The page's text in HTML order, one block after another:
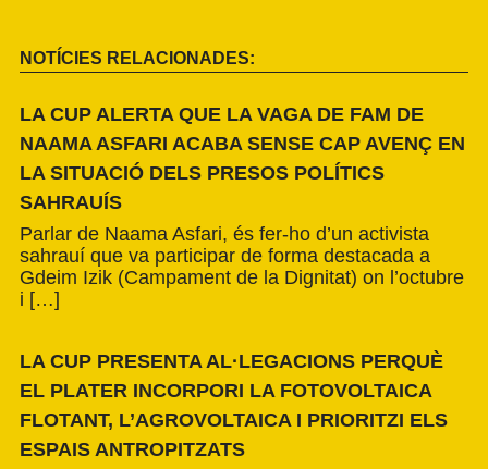
NOTÍCIES RELACIONADES:
LA CUP ALERTA QUE LA VAGA DE FAM DE
NAAMA ASFARI ACABA SENSE CAP AVENÇ EN
LA SITUACIÓ DELS PRESOS POLÍTICS
SAHRAUÍS
Parlar de Naama Asfari, és fer-ho d’un activista
sahrauí que va participar de forma destacada a
Gdeim Izik (Campament de la Dignitat) on l’octubre
i […]
LA CUP PRESENTA AL·LEGACIONS PERQUÈ
EL PLATER INCORPORI LA FOTOVOLTAICA
FLOTANT, L’AGROVOLTAICA I PRIORITZI ELS
ESPAIS ANTROPITZATS